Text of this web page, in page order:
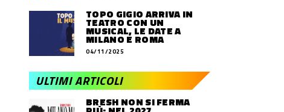
TOPO GIGIO ARRIVA IN
TEATRO CON UN
MUSICAL, LE DATE A
MILANO E ROMA
04/11/2025
ULTIMI ARTICOLI
BRESH NON SI FERMA